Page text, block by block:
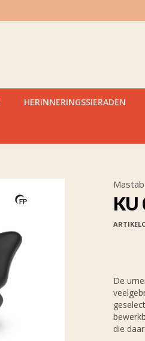
HERINNERINGSSIERADEN
KU
De
die